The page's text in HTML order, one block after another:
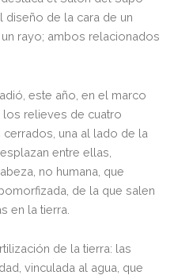
diseño de la cara de un
rayo; ambos relacionados
este año, en el marco
los relieves de cuatro
una al lado de la
entre ellas,
no humana, que
de la que salen
en la tierra.
de la tierra: las
vinculada al agua, que